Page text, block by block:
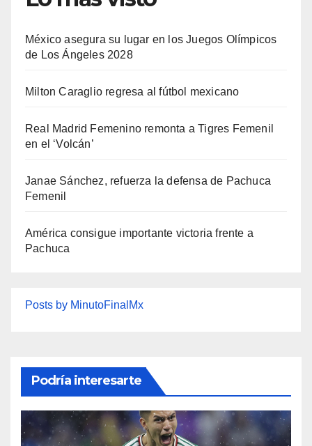
México asegura su lugar en los Juegos Olímpicos
de Los Ángeles 2028
Milton Caraglio regresa al fútbol mexicano
Real Madrid Femenino remonta a Tigres Femenil
en el ‘Volcán’
Janae Sánchez, refuerza la defensa de Pachuca
Femenil
América consigue importante victoria frente a
Pachuca
Posts by MinutoFinalMx
Podría interesarte